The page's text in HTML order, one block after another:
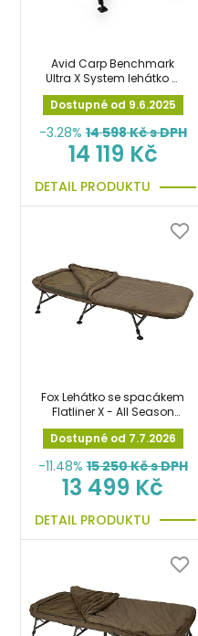
Avid Carp Benchmark
Ultra X System lehátko a
5ti sezónní spacák
Dostupné od 9.6.2025
-3.28% 14 598Kč s DPH
14 119 Kč
DETAIL PRODUKTU
Fox Lehátko se spacákem
Flatliner X - All Season
System
Dostupné od 7.7.2026
-11.48% 15 250Kč s DPH
13 499 Kč
DETAIL PRODUKTU